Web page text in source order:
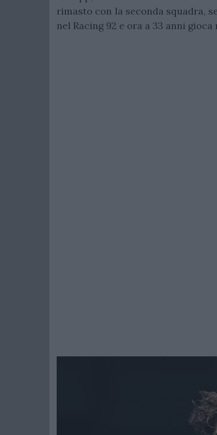
rimasto con la seconda squadra,
nel Racing 92 e ora a 33 anni